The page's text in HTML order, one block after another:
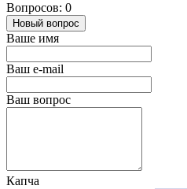
Вопросов: 0
Новый вопрос
Ваше имя
Ваш e-mail
Ваш вопрос
Капча